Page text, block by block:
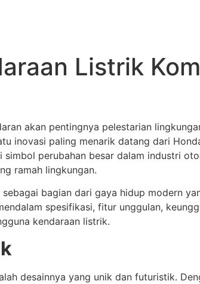
Listrik
akan pentingnya pelestarian
inovasi paling menarik datang dari
perubahan besar dalam industri
ramah lingkungan.
bagian dari gaya hidup modern
spesifikasi, fitur unggulan,
kendaraan listrik.
desainnya yang unik dan futuristik.